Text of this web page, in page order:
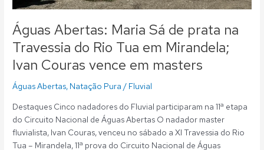
Águas Abertas: Maria Sá de prata na
Travessia do Rio Tua em Mirandela;
Ivan Couras vence em masters
Águas Abertas, Natação Pura / Fluvial
Destaques Cinco nadadores do Fluvial participaram na 11ª etapa
do Circuito Nacional de Águas Abertas O nadador master
fluvialista, Ivan Couras, venceu no sábado a XI Travessia do Rio
Tua – Mirandela, 11ª prova do Circuito Nacional de Águas
vence
em
masters